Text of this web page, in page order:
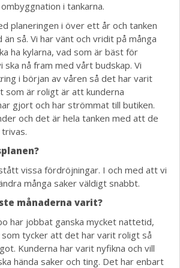
i tankarna.
planeringen i över ett år och tanken
så. Vi har vänt och vridit på många
ha kylarna, vad som är bäst för
ska nå fram med vårt budskap. Vi
i början av våren så det har varit
som är roligt är att kunderna
gjort och har strömmat till butiken.
och det är hela tanken med att de
vissa fördröjningar. I och med att vi
många saker väldigt snabbt.
månaderna varit?
har jobbat ganska mycket nattetid,
tycker att det har varit roligt så
Kunderna har varit nyfikna och vill
hända saker och ting. Det har enbart